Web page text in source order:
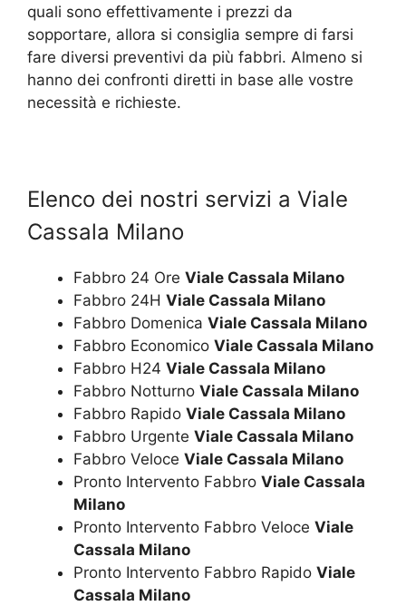
quali sono effettivamente i prezzi da
sopportare, allora si consiglia sempre di farsi
fare diversi preventivi da più fabbri. Almeno si
hanno dei confronti diretti in base alle vostre
necessità e richieste.
Elenco dei nostri servizi a Viale
Cassala Milano
Fabbro 24 Ore Viale Cassala Milano
Fabbro 24H Viale Cassala Milano
Fabbro Domenica Viale Cassala Milano
Fabbro Economico Viale Cassala Milano
Fabbro H24 Viale Cassala Milano
Fabbro Notturno Viale Cassala Milano
Fabbro Rapido Viale Cassala Milano
Fabbro Urgente Viale Cassala Milano
Fabbro Veloce Viale Cassala Milano
Pronto Intervento Fabbro Viale Cassala
Milano
Pronto Intervento Fabbro Veloce Viale
Cassala Milano
Pronto Intervento Fabbro Rapido Viale
Cassala Milano